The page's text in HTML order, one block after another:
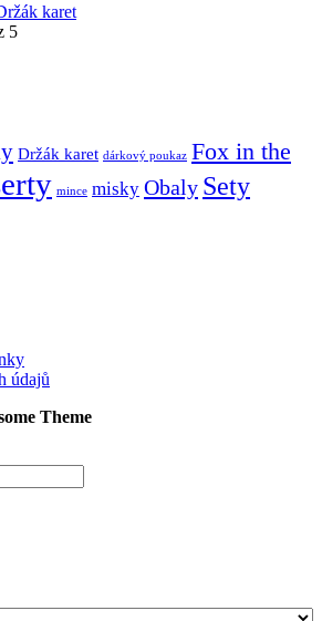
karet
5
Držák karet dárkový poukaz Fox in the
mince misky Obaly Sety
údajů
Theme